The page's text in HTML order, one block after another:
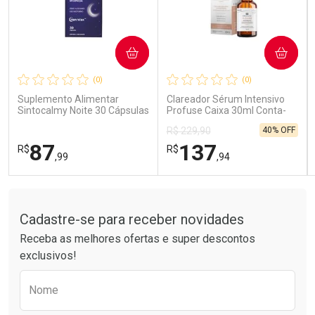
Comprar sem Desconto
Por R$ 85,99/cada
Comprar sem Desconto
Por R$ 85,99/cada
Comprar sem Desconto
Por R$ 41,99/cada
Comprar sem Desconto
Por R$ 41,99/cada
(0)
Suplemento Alimentar
Sintocalmy Noite 30 Cápsulas
R$87,99
COMPRAR
Laboratório
Por Menos
(0)
Clareador Sérum Intensivo
Profuse Caixa 30ml Conta-
R$ 229,90
R$137,94
40% OFF
COMPRAR
Laboratório
Por Menos
Cadastre-se para receber novidades
Receba as melhores ofertas e super descontos
exclusivos!
Nome